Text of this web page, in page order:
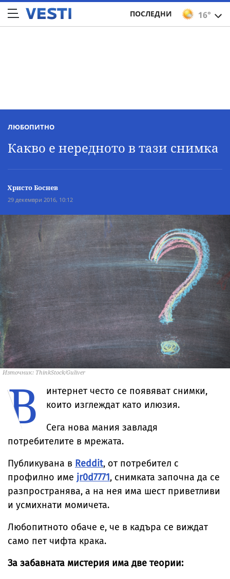
16°
ПОСЛЕДНИ
ЛЮБОПИТНО
Какво е нередното в тази снимка
Христо Боснев
29 декември 2016, 10:12
Източник: ThinkStock/Guliver
В
интернет често се появяват снимки,
които изглеждат като илюзия.
Сега нова мания завладя
потребителите в мрежата.
Публикувана в Reddit, от потребител с
профилно име jr0d7771, снимката започна да се
разпространява, а на нея има шест приветливи
и усмихнати момичета.
Любопитното обаче е, че в кадъра се виждат
само пет чифта крака.
За забавната мистерия има две теории: